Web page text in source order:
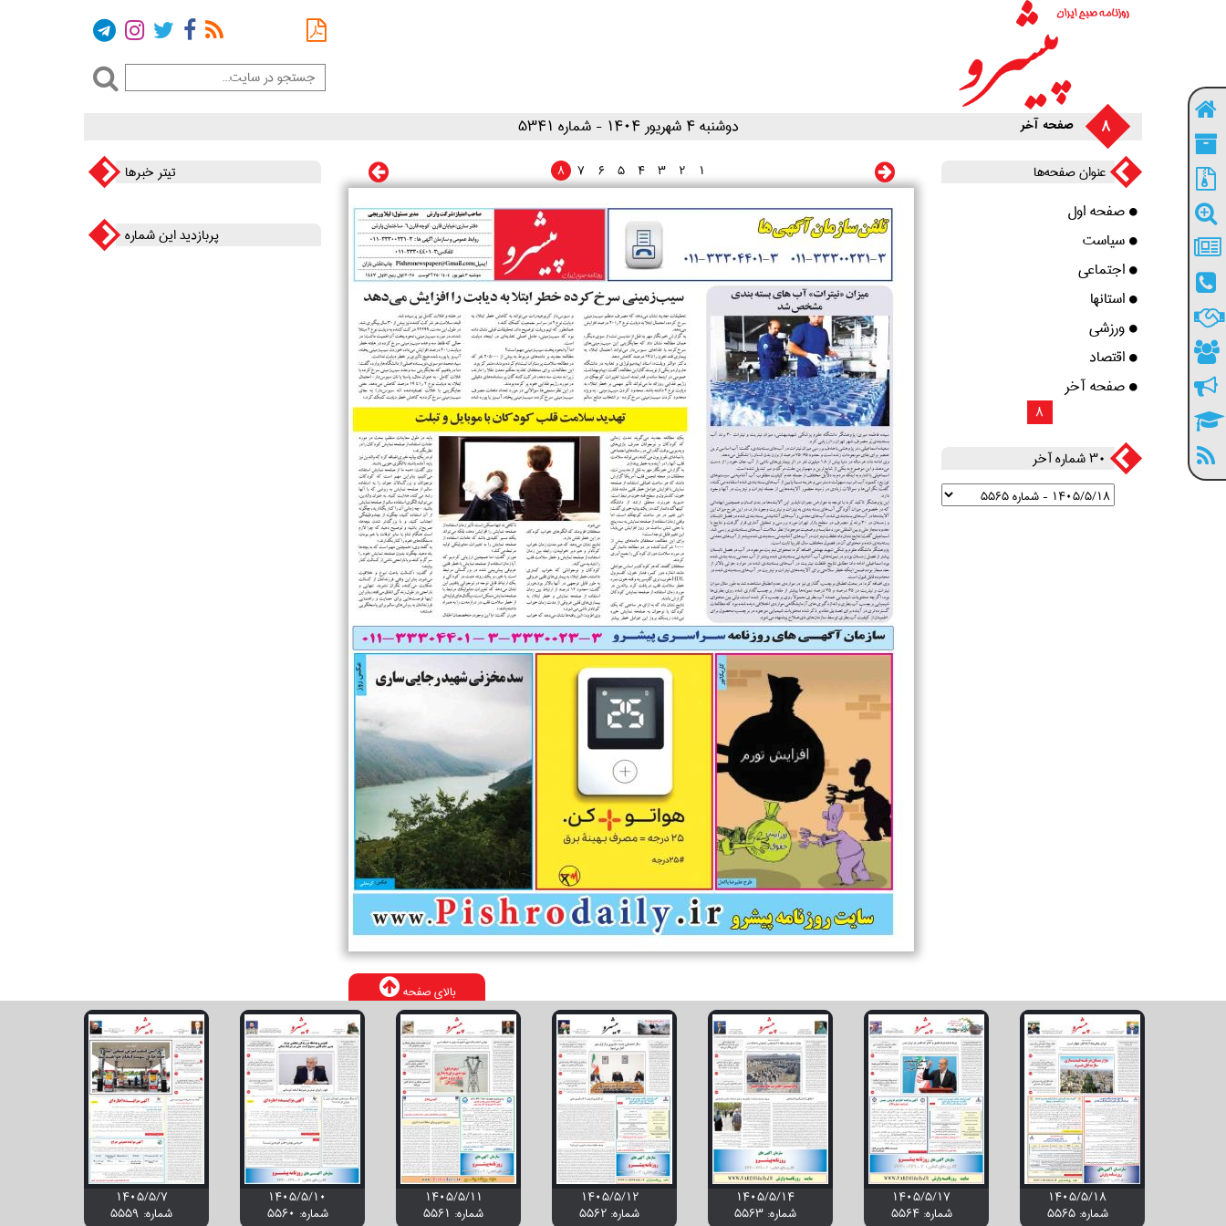
8 صفحه آخر ۱۴۰۴ دوشنبه ۴ شهريور - شماره 5341
تیتر خبرها
پربازدید این شماره
1
2
3
4
5
6
7
8 عنوان صفحه‌ها
صفحه اول
سیاست
اجتماعی
استانها
ورزشی
اقتصاد
صفحه آخر
8
30 شماره آخر
بالای صفحه
۱۴۰۵/۵/۱۸
شماره: 5565
۱۴۰۵/۵/۱۷
شماره: 5564
۱۴۰۵/۵/۱۴
شماره: 5563
۱۴۰۵/۵/۱۲
شماره: 5562
۱۴۰۵/۵/۱۱
شماره: 5561
۱۴۰۵/۵/۱۰
شماره: 5560
۱۴۰۵/۵/۷
شماره: 5559